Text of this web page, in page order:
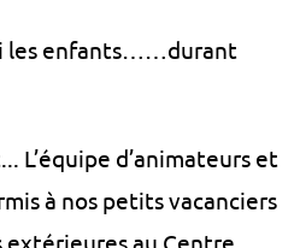
les enfants……durant
L’équipe d’animateurs et
à nos petits vacanciers